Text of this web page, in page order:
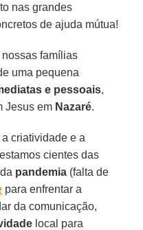
nas grandes
de ajuda mútua!
famílias
uma pequena
e pessoais,
Jesus em Nazaré.
criatividade e a
cientes das
pandemia (falta de
para enfrentar a
da comunicação,
local para